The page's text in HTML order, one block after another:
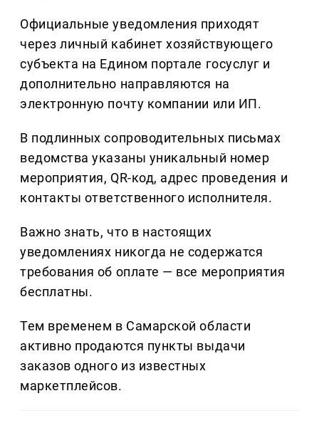
Официальные уведомления приходят
через личный кабинет хозяйствующего
субъекта на Едином портале госуслуг и
дополнительно направляются на
электронную почту компании или ИП.
В подлинных сопроводительных письмах
ведомства указаны уникальный номер
мероприятия, QR-код, адрес проведения и
контакты ответственного исполнителя.
Важно знать, что в настоящих
уведомлениях никогда не содержатся
требования об оплате — все мероприятия
бесплатны.
Тем временем в Самарской области
активно продаются пункты выдачи
заказов одного из известных
маркетплейсов.